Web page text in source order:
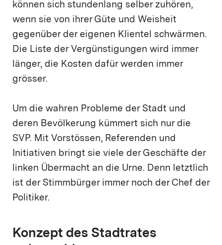
können sich stundenlang selber zuhören,
wenn sie von ihrer Güte und Weisheit
gegenüber der eigenen Klientel schwärmen.
Die Liste der Vergünstigungen wird immer
länger, die Kosten dafür werden immer
grösser.
Um die wahren Probleme der Stadt und
deren Bevölkerung kümmert sich nur die
SVP. Mit Vorstössen, Referenden und
Initiativen bringt sie viele der Geschäfte der
linken Übermacht an die Urne. Denn letztlich
ist der Stimmbürger immer noch der Chef der
Politiker.
Konzept des Stadtrates